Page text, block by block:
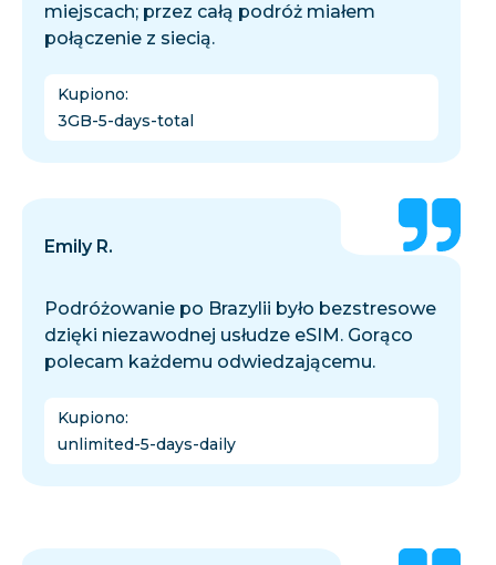
miejscach; przez całą podróż miałem
połączenie z siecią.
Kupiono:
3GB-5-days-total
Emily R.
Podróżowanie po Brazylii było bezstresowe
dzięki niezawodnej usłudze eSIM. Gorąco
polecam każdemu odwiedzającemu.
Kupiono:
unlimited-5-days-daily